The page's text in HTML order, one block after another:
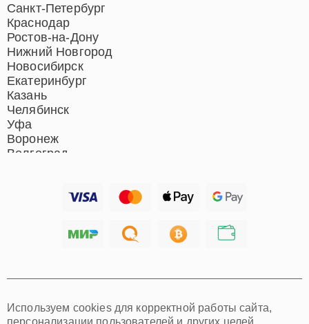
Санкт-Петербург
Краснодар
Ростов-на-Дону
Нижний Новгород
Новосибирск
Екатеринбург
Казань
Челябинск
Уфа
Воронеж
Волгоград
Хабаровск
Иркутск
Омск
Ремонт гладильных систем
Ремонт отпаривателей
Ремонт вертикальных
пылесосов
Используем cookies для корректной работы сайта,
персонализации пользователей и других целей,